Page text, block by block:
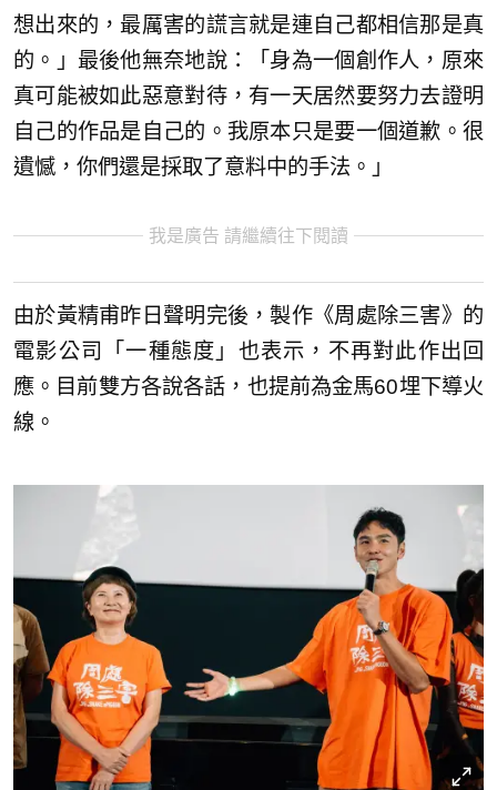
想出來的，最厲害的謊言就是連自己都相信那是真
的。」最後他無奈地說：「身為一個創作人，原來
真可能被如此惡意對待，有一天居然要努力去證明
自己的作品是自己的。我原本只是要一個道歉。很
遺憾，你們還是採取了意料中的手法。」
我是廣告 請繼續往下閱讀
由於黃精甫昨日聲明完後，製作《周處除三害》的
電影公司「一種態度」也表示，不再對此作出回
應。目前雙方各說各話，也提前為金馬60埋下導火
線。